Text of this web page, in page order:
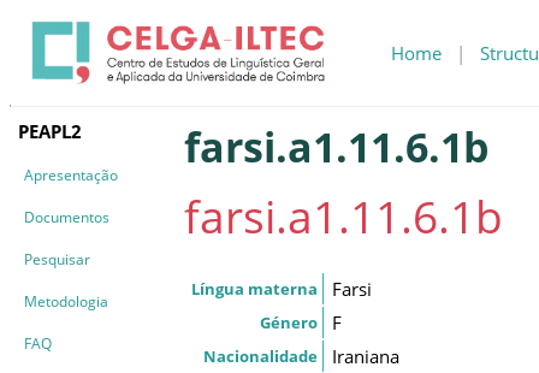
Home |
PEAPL2
Apresentação
Documentos
Pesquisar
Metodologia
FAQ
farsi.a1.11.6.1b
farsi.a1.11.6.1b
Língua materna Farsi
Género F
Nacionalidade Iraniana